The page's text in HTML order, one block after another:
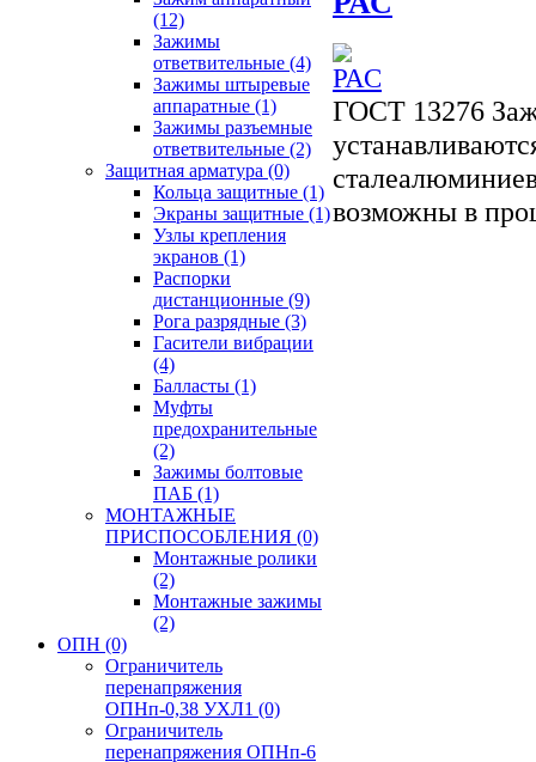
(12)
Зажимы
ответвительные (4)
Зажимы штыревые
аппаратные (1)
Зажимы разъемные
ответвительные (2)
Защитная арматура (0)
Кольца защитные (1)
Экраны защитные (1)
Узлы крепления
экранов (1)
Распорки
дистанционные (9)
Рога разрядные (3)
Гасители вибрации
(4)
Балласты (1)
Муфты
предохранительные
(2)
Зажимы болтовые
ПАБ (1)
МОНТАЖНЫЕ
ПРИСПОСОБЛЕНИЯ (0)
Монтажные ролики
(2)
Монтажные зажимы
(2)
ОПН (0)
Ограничитель
перенапряжения
ОПНп-0,38 УХЛ1 (0)
Ограничитель
перенапряжения ОПНп-6
ГОСТ 13276
возможны в